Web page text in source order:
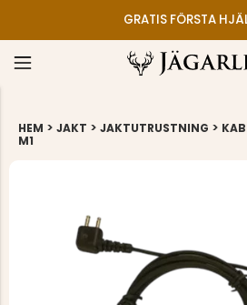
GRATIS FÖRSTA
HEM > JAKT > JAKTUTRUSTNING >
M1